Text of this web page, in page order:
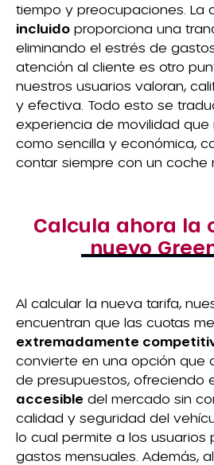
tiempo y preocupaciones. La
incluido proporciona una
eliminando el estrés de
atención al cliente es otro
nuestros usuarios valoran,
y efectiva. Todo esto se
experiencia de movilidad que
como sencilla y económica,
contar siempre con un coche
Calcula ahora la
nuevo
Al calcular la nueva tarifa,
encuentran que las cuotas
extremadamente
convierte en una opción que
de presupuestos, ofreciendo
accesible del mercado sin
calidad y seguridad del
lo cual permite a los usuarios
gastos mensuales. Además,